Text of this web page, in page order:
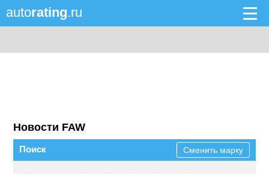
autorating.ru
Новости FAW
Поиск Сменить марку